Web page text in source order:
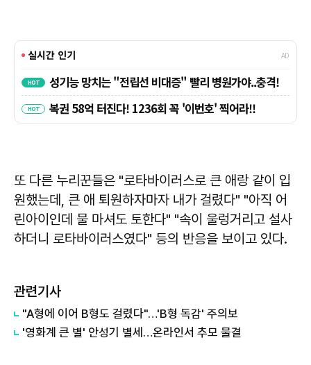
또 다른 누리꾼들은 "로타바이러스로 큰 애랑 같이 입
원했는데, 큰 애 퇴원하자마자 내가 걸렸다" "아직 어
린아이인데 물 마셔도 토한다" "속이 울렁거리고 설사
하더니 로타바이러스였다" 등의 반응을 보이고 있다.
관련기사
"A형에 이어 B형도 걸렸다"…'B형 독감' 주의보
'영화계 큰 별' 안성기 별세…온라인서 추모 물결